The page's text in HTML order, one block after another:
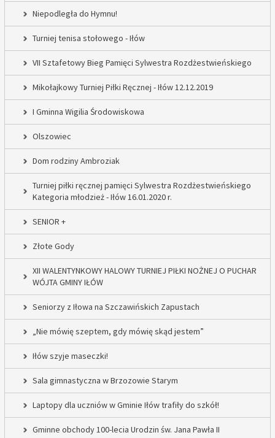
Niepodległa do Hymnu!
Turniej tenisa stołowego - Iłów
VII Sztafetowy Bieg Pamięci Sylwestra Rozdżestwieńskiego
Mikołajkowy Turniej Piłki Ręcznej - Iłów 12.12.2019
I Gminna Wigilia Środowiskowa
Olszowiec
Dom rodziny Ambroziak
Turniej piłki ręcznej pamięci Sylwestra Rozdżestwieńskiego
Kategoria młodzież - Iłów 16.01.2020 r.
SENIOR +
Złote Gody
XII WALENTYNKOWY HALOWY TURNIEJ PIŁKI NOŻNEJ O PUCHAR
WÓJTA GMINY IŁÓW
Seniorzy z Iłowa na Szczawińskich Zapustach
„Nie mówię szeptem, gdy mówię skąd jestem”
Iłów szyje maseczki!
Sala gimnastyczna w Brzozowie Starym
Laptopy dla uczniów w Gminie Iłów trafiły do szkół!
Gminne obchody 100-lecia Urodzin św. Jana Pawła II